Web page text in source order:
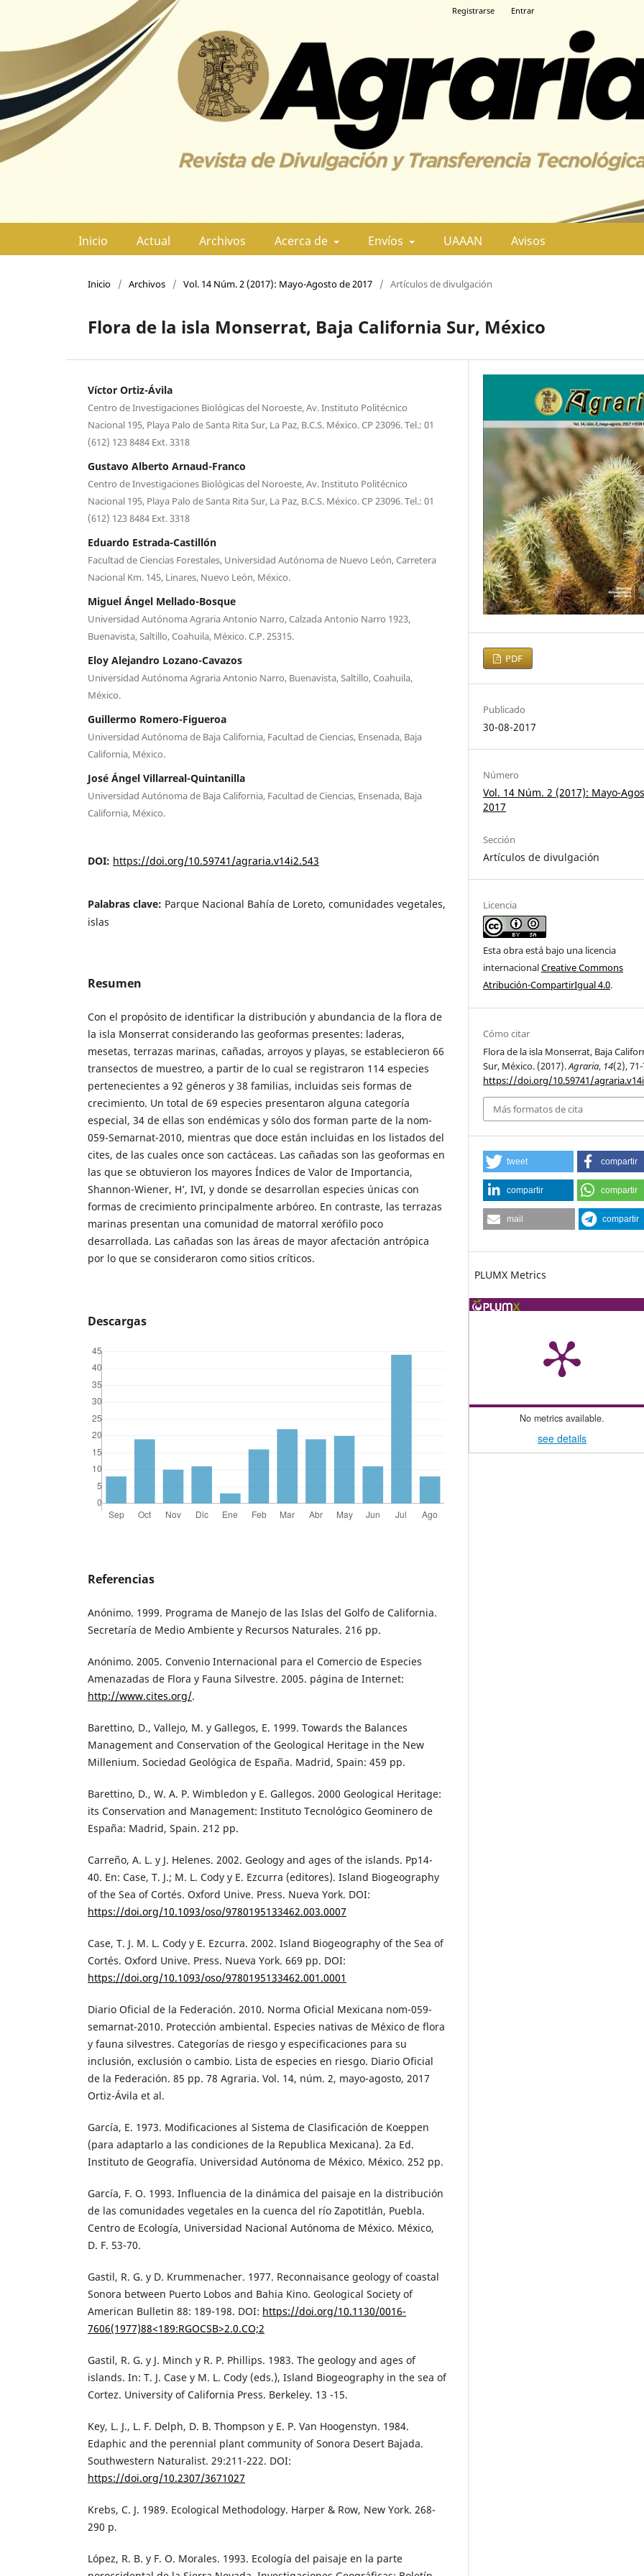
Inicio Actual Archivos Acerca de Envíos UAAAN Avisos
Registrarse Entrar
Inicio / Archivos / Vol. 14 Núm. 2 (2017): Mayo-Agosto de 2017 / Artículos de divulgación
Flora de la isla Monserrat, Baja California Sur, México
Víctor Ortiz-Ávila
Centro de Investigaciones Biológicas del Noroeste, Av. Instituto Politécnico
Nacional 195, Playa Palo de Santa Rita Sur, La Paz, B.C.S. México. CP 23096. Tel.: 01
(612) 123 8484 Ext. 3318
Gustavo Alberto Arnaud-Franco
Centro de Investigaciones Biológicas del Noroeste, Av. Instituto Politécnico
Nacional 195, Playa Palo de Santa Rita Sur, La Paz, B.C.S. México. CP 23096. Tel.: 01
(612) 123 8484 Ext. 3318
Eduardo Estrada-Castillón
Facultad de Ciencias Forestales, Universidad Autónoma de Nuevo León, Carretera
Nacional Km. 145, Linares, Nuevo León, México.
Miguel Ángel Mellado-Bosque
Universidad Autónoma Agraria Antonio Narro, Calzada Antonio Narro 1923,
Buenavista, Saltillo, Coahuila, México. C.P. 25315.
Eloy Alejandro Lozano-Cavazos
Universidad Autónoma Agraria Antonio Narro, Buenavista, Saltillo, Coahuila,
México.
Guillermo Romero-Figueroa
Universidad Autónoma de Baja California, Facultad de Ciencias, Ensenada, Baja
California, México.
José Ángel Villarreal-Quintanilla
Universidad Autónoma de Baja California, Facultad de Ciencias, Ensenada, Baja
California, México.
DOI: https://doi.org/10.59741/agraria.v14i2.543
Palabras clave: Parque Nacional Bahía de Loreto, comunidades vegetales,
islas
Resumen
Con el propósito de identificar la distribución y abundancia de la flora de
la isla Monserrat considerando las geoformas presentes: laderas,
mesetas, terrazas marinas, cañadas, arroyos y playas, se establecieron 66
transectos de muestreo, a partir de lo cual se registraron 114 especies
pertenecientes a 92 géneros y 38 familias, incluidas seis formas de
crecimiento. Un total de 69 especies presentaron alguna categoría
especial, 34 de ellas son endémicas y sólo dos forman parte de la nom-
059-Semarnat-2010, mientras que doce están incluidas en los listados del
cites, de las cuales once son cactáceas. Las cañadas son las geoformas en
las que se obtuvieron los mayores Índices de Valor de Importancia,
Shannon-Wiener, H’, IVI, y donde se desarrollan especies únicas con
formas de crecimiento principalmente arbóreo. En contraste, las terrazas
marinas presentan una comunidad de matorral xerófilo poco
desarrollada. Las cañadas son las áreas de mayor afectación antrópica
por lo que se consideraron como sitios críticos.
Descargas
Referencias
Anónimo. 1999. Programa de Manejo de las Islas del Golfo de California.
Secretaría de Medio Ambiente y Recursos Naturales. 216 pp.
Anónimo. 2005. Convenio Internacional para el Comercio de Especies
Amenazadas de Flora y Fauna Silvestre. 2005. página de Internet:
http://www.cites.org/.
Barettino, D., Vallejo, M. y Gallegos, E. 1999. Towards the Balances
Management and Conservation of the Geological Heritage in the New
Millenium. Sociedad Geológica de España. Madrid, Spain: 459 pp.
Barettino, D., W. A. P. Wimbledon y E. Gallegos. 2000 Geological Heritage:
its Conservation and Management: Instituto Tecnológico Geominero de
España: Madrid, Spain. 212 pp.
Carreño, A. L. y J. Helenes. 2002. Geology and ages of the islands. Pp14-
40. En: Case, T. J.; M. L. Cody y E. Ezcurra (editores). Island Biogeography
of the Sea of Cortés. Oxford Unive. Press. Nueva York. DOI:
https://doi.org/10.1093/oso/9780195133462.003.0007
Case, T. J. M. L. Cody y E. Ezcurra. 2002. Island Biogeography of the Sea of
Cortés. Oxford Unive. Press. Nueva York. 669 pp. DOI:
https://doi.org/10.1093/oso/9780195133462.001.0001
Diario Oficial de la Federación. 2010. Norma Oficial Mexicana nom-059-
semarnat-2010. Protección ambiental. Especies nativas de México de flora
y fauna silvestres. Categorías de riesgo y especificaciones para su
inclusión, exclusión o cambio. Lista de especies en riesgo. Diario Oficial
de la Federación. 85 pp. 78 Agraria. Vol. 14, núm. 2, mayo-agosto, 2017
Ortiz-Ávila et al.
García, E. 1973. Modificaciones al Sistema de Clasificación de Koeppen
(para adaptarlo a las condiciones de la Republica Mexicana). 2a Ed.
Instituto de Geografía. Universidad Autónoma de México. México. 252 pp.
García, F. O. 1993. Influencia de la dinámica del paisaje en la distribución
de las comunidades vegetales en la cuenca del río Zapotitlán, Puebla.
Centro de Ecología, Universidad Nacional Autónoma de México. México,
D. F. 53-70.
Gastil, R. G. y D. Krummenacher. 1977. Reconnaisance geology of coastal
Sonora between Puerto Lobos and Bahia Kino. Geological Society of
American Bulletin 88: 189-198. DOI: https://doi.org/10.1130/0016-
7606(1977)88<189:RGOCSB>2.0.CO;2
Gastil, R. G. y J. Minch y R. P. Phillips. 1983. The geology and ages of
islands. In: T. J. Case y M. L. Cody (eds.), Island Biogeography in the sea of
Cortez. University of California Press. Berkeley. 13 -15.
Key, L. J., L. F. Delph, D. B. Thompson y E. P. Van Hoogenstyn. 1984.
Edaphic and the perennial plant community of Sonora Desert Bajada.
Southwestern Naturalist. 29:211-222. DOI:
https://doi.org/10.2307/3671027
Krebs, C. J. 1989. Ecological Methodology. Harper & Row, New York. 268-
290 p.
López, R. B. y F. O. Morales. 1993. Ecología del paisaje en la parte
PDF
Publicado
30-08-2017
Número
Vol. 14 Núm. 2 (2017): Mayo-
2017
Sección
Artículos de divulgación
Licencia
Esta obra está bajo una licencia
internacionalCreative Commons
Atribución-CompartirIgual 4.0.
Cómo citar
Flora de la isla Monserrat, Baja
Sur, México. (2017).Agraria, 14(2),
https://doi.org/10.59741/
Más formatos de cita
tweet compartir
compartir compartir
mail compartir
PLUMX Metrics
No metrics available.
see details